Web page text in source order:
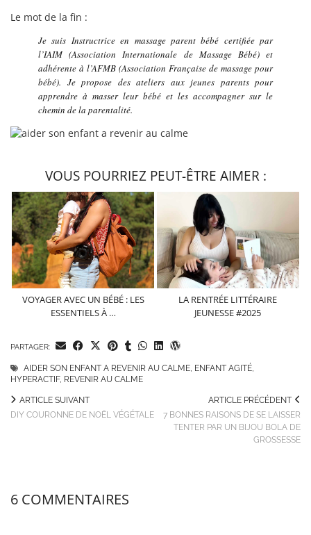
Le mot de la fin :
Je suis Instructrice en massage parent bébé certifiée par
l’IAIM (Association Internationale de Massage Bébé) et
adhérente à l’AFMB (Association Française de massage pour
bébé). Je propose des ateliers aux jeunes parents pour
apprendre à masser leur bébé et les accompagner sur le
chemin de la parentalité.
VOUS POURRIEZ PEUT-ÊTRE AIMER :
VOYAGER AVEC UN BÉBÉ : LES
ESSENTIELS À …
LA RENTRÉE LITTÉRAIRE
JEUNESSE #2025
PARTAGER:
AIDER SON ENFANT A REVENIR AU CALME ENFANT AGITÉ
HYPERACTIF, REVENIR AU CALME
ARTICLE PRÉCÉDENT
7 BONNES RAISONS DE SE LAISSER
TENTER PAR UN BIJOU BOLA DE
GROSSESSE
ARTICLE SUIVANT
DIY COURONNE DE NOËL VÉGÉTALE
6 COMMENTAIRES